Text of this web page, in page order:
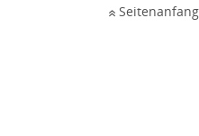
Seitenanfang